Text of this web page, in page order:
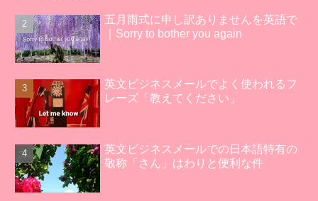
五月雨式に申し訳ありませんを英語で
｜Sorry to bother you again
英文ビジネスメールでよく使われるフ
レーズ「教えてください」
英文ビジネスメールでの日本語特有の
敬称「さん」はわりと便利な件